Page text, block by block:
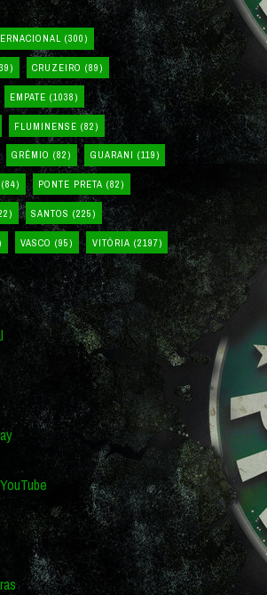
(300)
CRUZEIRO (89)
EMPATE (1038)
FLUMINENSE (82)
GRÊMIO (82) GUARANI (119)
(84) PONTE PRETA (82)
SANTOS (225)
VASCO (95) VITÓRIA (2197)